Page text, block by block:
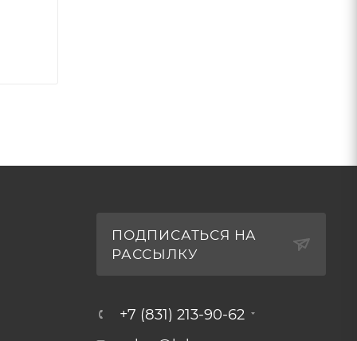
ПОДПИСАТЬСЯ НА
РАССЫЛКУ
+7 (831) 213-90-62